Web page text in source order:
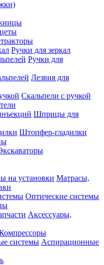
Ручки для зеркал
Ручки для
Лезвия для
Скальпели с ручкой
Шприцы для
Штопфер-гладилки
Матрасы,
Оптические системы
Аксессуары,
Аспирационные